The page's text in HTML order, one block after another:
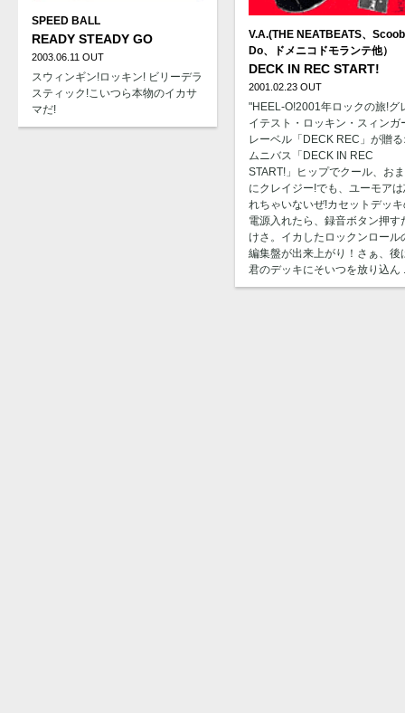
SPEED BALL
READY STEADY GO
2003.06.11 OUT
スウィンギン!ロッキン! ビリーデラ
スティック!こいつら本物のイカサ
マだ!
V.A.(THE NEATBEATS、
Do、ドメニコドモランテ他）
DECK IN REC START!
2001.02.23 OUT
"HEEL-O!2001年ロックの旅!グ
イテスト・ロッキン・スィンガ
レーベル「DECK REC」が贈
ムニバス「DECK IN REC
START!」ヒップでクール、お
にクレイジー!でも、ユーモア
れちゃいないぜ!カセットデッ
電源入れたら、録音ボタン押す
けさ。イカしたロックンロール
編集盤が出来上がり！さぁ、後
君のデッキにそいつを放り込ん